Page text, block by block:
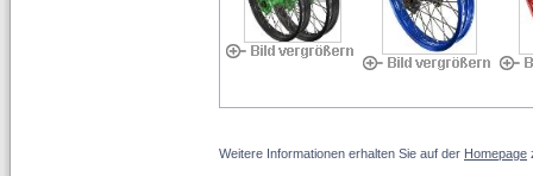
Weitere Informationen erhalten Sie auf der Homepage